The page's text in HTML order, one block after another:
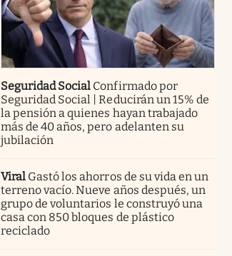
Seguridad Social Confirmado por
Seguridad Social | Reducirán un 15% de
la pensión a quienes hayan trabajado
más de 40 años, pero adelanten su
jubilación
Viral Gastó los ahorros de su vida en un
terreno vacío. Nueve años después, un
grupo de voluntarios le construyó una
casa con 850 bloques de plástico
reciclado